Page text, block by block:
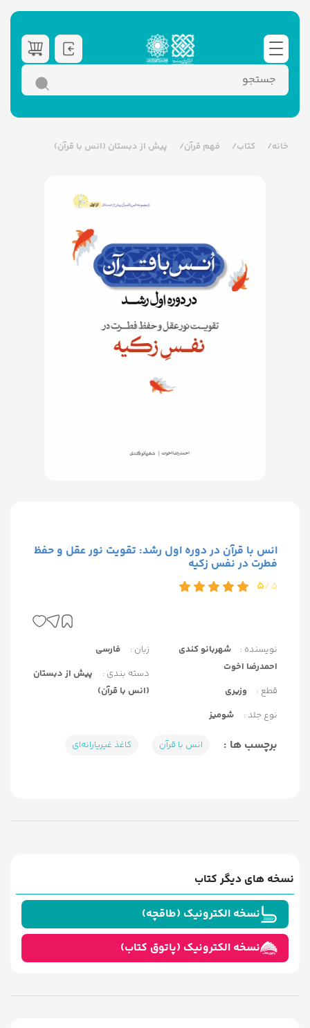
خانه کتاب فهم قرآن پیش از دبستان (انس با قرآن)
انس با قرآن در دوره اول رشد: تقویت نور عقل و حفظ
فطرت در نفس زکیه
5 /
5
نویسنده :
شهربانو کندی
احمدرضا اخوت
قطع :
وزیری
نوع جلد :
شومیز
زبان :
فارسی
دسته بندی :
پیش از دبستان
(انس با قرآن)
برچسب ها : انس با قرآن کاغذ غیریارانه‌ای
نسخه های دیگر کتاب
نسخه الکترونیک (طاقچه)
نسخه الکترونیک (پاتوق کتاب)